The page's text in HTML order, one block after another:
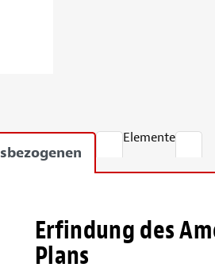
Elemente
Erfindung des
Plans